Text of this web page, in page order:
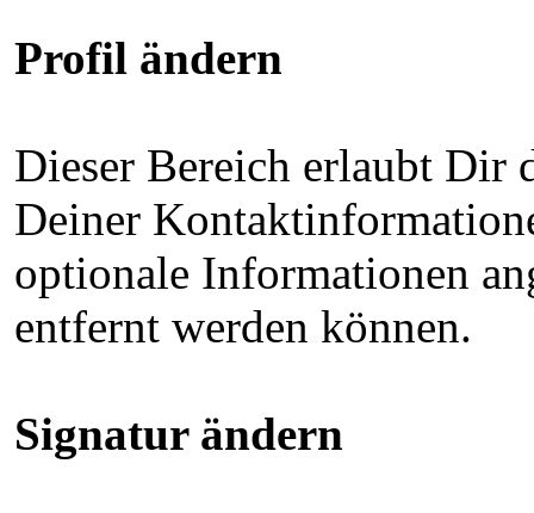
Profil ändern
Dieser Bereich erlaubt Dir
Deiner
optionale Informationen
entfernt werden können.
Signatur ändern